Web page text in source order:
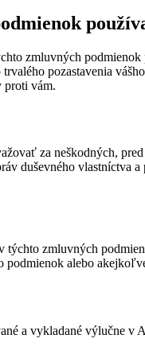
zmluvných
trvalého pozastavenia
proti vám.
za neškodných,
duševného vlastníctva
zmluvných
podmienok alebo
a vykladané výlučne